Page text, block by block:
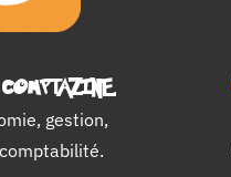
COMPTAZINE.
gestion,